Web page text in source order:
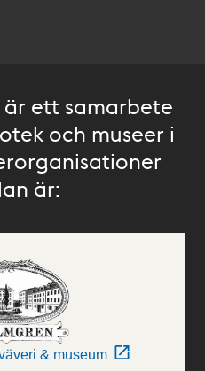
ett samarbete
och museer i
är:
& museum